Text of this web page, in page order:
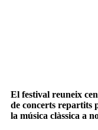
El festival reuneix
de concerts repartits
la música clàssica a